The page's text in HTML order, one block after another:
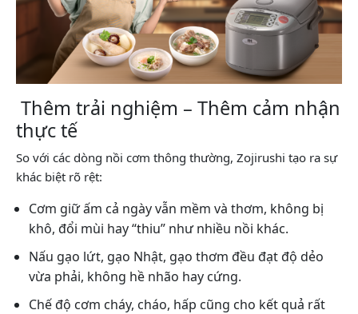
Thêm trải nghiệm – Thêm cảm nhận
thực tế
So với các dòng nồi cơm thông thường, Zojirushi tạo ra sự
khác biệt rõ rệt:
Cơm giữ ấm cả ngày vẫn mềm và thơm, không bị
khô, đổi mùi hay “thiu” như nhiều nồi khác.
Nấu gạo lứt, gạo Nhật, gạo thơm đều đạt độ dẻo
vừa phải, không hề nhão hay cứng.
Chế độ cơm cháy, cháo, hấp cũng cho kết quả rất